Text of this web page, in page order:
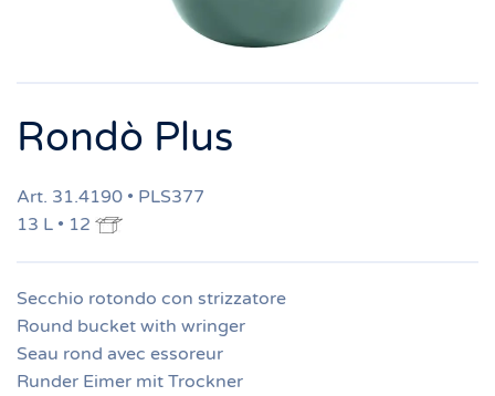
Rondò Plus
Art. 31.4190 • PLS377
13 L • 12
Secchio rotondo con strizzatore
Round bucket with wringer
Seau rond avec essoreur
Runder Eimer mit Trockner